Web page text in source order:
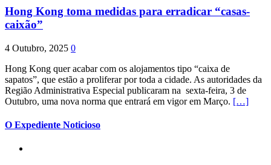
Hong Kong toma medidas para erradicar “casas-
caixão”
4 Outubro, 2025 0
Hong Kong quer acabar com os alojamentos tipo “caixa de
sapatos”, que estão a proliferar por toda a cidade. As autoridades da
Região Administrativa Especial publicaram na sexta-feira, 3 de
Outubro, uma nova norma que entrará em vigor em Março. […]
O Expediente Noticioso